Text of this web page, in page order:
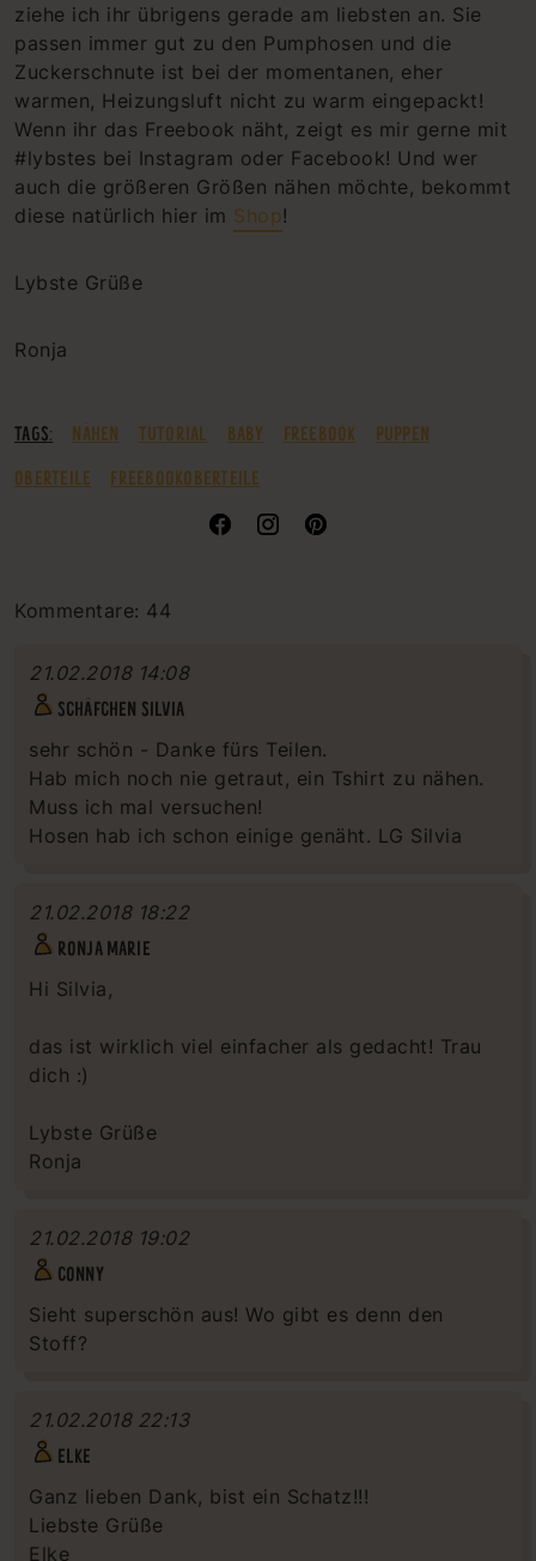
ziehe ich ihr übrigens gerade am liebsten an. Sie
passen immer gut zu den Pumphosen und die
Zuckerschnute ist bei der momentanen, eher
warmen, Heizungsluft nicht zu warm eingepackt!
Wenn ihr das Freebook näht, zeigt es mir gerne mit
#lybstes bei Instagram oder Facebook! Und wer
auch die größeren Größen nähen möchte, bekommt
diese natürlich hier im Shop!
Lybste Grüße
Ronja
TAGS: NÄHEN TUTORIAL BABY FREEBOOK
PUPPEN
OBERTEILE
FREEBOOKOBERTEILE
Kommentare: 44
SCHÄFCHEN SILVIA
21.02.2018 14:08
sehr schön - Danke fürs Teilen.
Hab mich noch nie getraut, ein Tshirt zu nähen.
Muss ich mal versuchen!
Hosen hab ich schon einige genäht. LG Silvia
RONJA MARIE
21.02.2018 18:22
Hi Silvia,
das ist wirklich viel einfacher als gedacht! Trau
dich :)
Lybste Grüße
Ronja
CONNY
21.02.2018 19:02
Sieht superschön aus! Wo gibt es denn den
Stoff?
ELKE
21.02.2018 22:13
Ganz lieben Dank, bist ein Schatz!!!
Liebste Grüße
Elke